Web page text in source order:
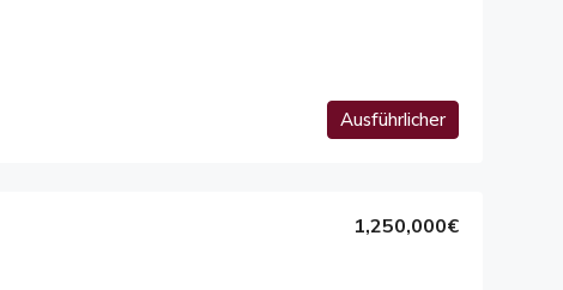
Ausführlicher
1,250,000€